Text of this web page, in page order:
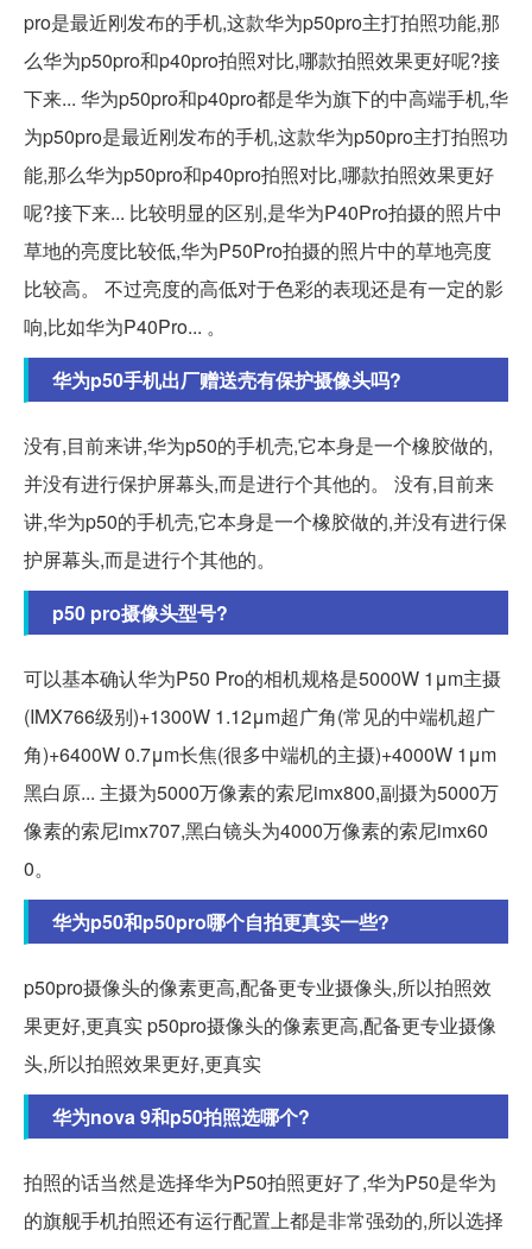
pro是最近刚发布的手机,这款华为p50pro主打拍照功能,那
么华为p50pro和p40pro拍照对比,哪款拍照效果更好呢?接
下来... 华为p50pro和p40pro都是华为旗下的中高端手机,华
为p50pro是最近刚发布的手机,这款华为p50pro主打拍照功
能,那么华为p50pro和p40pro拍照对比,哪款拍照效果更好
呢?接下来... 比较明显的区别,是华为P40Pro拍摄的照片中
草地的亮度比较低,华为P50Pro拍摄的照片中的草地亮度
比较高。 不过亮度的高低对于色彩的表现还是有一定的影
响,比如华为P40Pro... 。
华为p50手机出厂赠送壳有保护摄像头吗?
没有,目前来讲,华为p50的手机壳,它本身是一个橡胶做的,
并没有进行保护屏幕头,而是进行个其他的。 没有,目前来
讲,华为p50的手机壳,它本身是一个橡胶做的,并没有进行保
护屏幕头,而是进行个其他的。
p50 pro摄像头型号?
可以基本确认华为P50 Pro的相机规格是5000W 1μm主摄
(IMX766级别)+1300W 1.12μm超广角(常见的中端机超广
角)+6400W 0.7μm长焦(很多中端机的主摄)+4000W 1μm
黑白原... 主摄为5000万像素的索尼imx800,副摄为5000万
像素的索尼imx707,黑白镜头为4000万像素的索尼imx60
0。
华为p50和p50pro哪个自拍更真实一些?
p50pro摄像头的像素更高,配备更专业摄像头,所以拍照效
果更好,更真实 p50pro摄像头的像素更高,配备更专业摄像
头,所以拍照效果更好,更真实
华为nova 9和p50拍照选哪个?
拍照的话当然是选择华为P50拍照更好了,华为P50是华为
的旗舰手机拍照还有运行配置上都是非常强劲的,所以选择